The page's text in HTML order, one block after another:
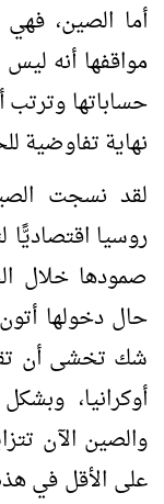
أما الصين،
مواقفها أنه
حساباتها
نهاية تفاوضية
لقد نسجت
روسيا اقتصاديًّا
صمودها خلال
حال دخولها
شك تخشى أن
أوكرانيا،
والصين الآن
على الأقل في